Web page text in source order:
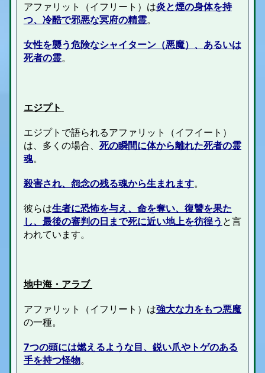
アファリット（イフリート）は炎と煙の身体を持
つ、冷酷で邪悪な冥府の精霊。
女性を襲う危険なシャイターン（悪魔） 、 あるいは
死者の霊。
エジプト
エジプトで語られるアファリット（イフイート）
は、多くの場合、 死の瞬間に体から離れた死者の霊
魂。
殺害され、怨念の残る魂から生まれます。
彼らは生者に恐怖を与え、命を奪い、復讐を果た
し、最後の審判の日 まで死に近い地上を彷徨う と言
われています。
地中海・アラブ
アファリット（イフリート）は強大な力をもつ悪魔
の一種。
7つの頭には燃えるような目、 鋭い爪やトゲのある
手を持つ怪物。